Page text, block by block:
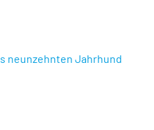
neunzehnten Jahrhund